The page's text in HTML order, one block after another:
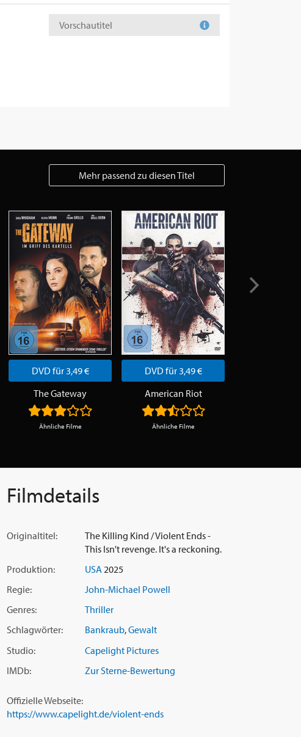
Vorschautitel
Mehr passend zu diesen Titel
DVD für 3,49 €
The Gateway
Ähnliche Filme
DVD für 3,49 €
American Riot
Ähnliche Filme
Filmdetails
Originaltitel:
The Killing Kind / Violent Ends -
This Isn't revenge. It's a reckoning.
Produktion:
USA 2025
Regie:
John-Michael Powell
Genres:
Thriller
Schlagwörter:
Bankraub,Gewalt
Studio:
Capelight Pictures
IMDb:
Zur Sterne-Bewertung
Offizielle Webseite:
https://www.capelight.de/violent-ends